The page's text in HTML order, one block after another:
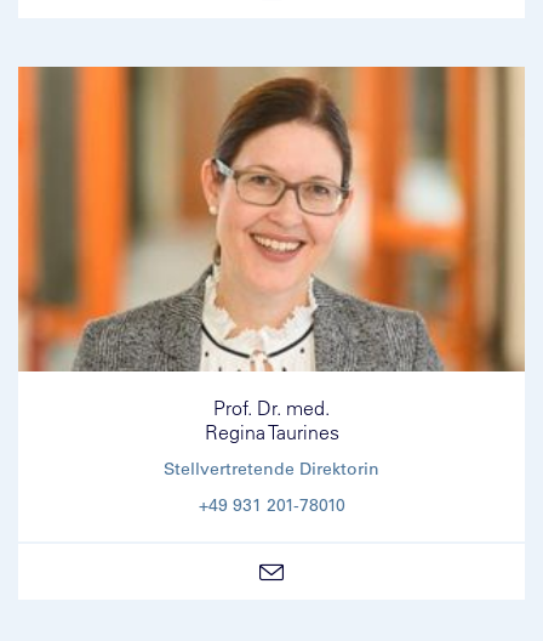
Prof. Dr. med.
Regina Taurines
Stellvertretende Direktorin
+49 931 201-78010